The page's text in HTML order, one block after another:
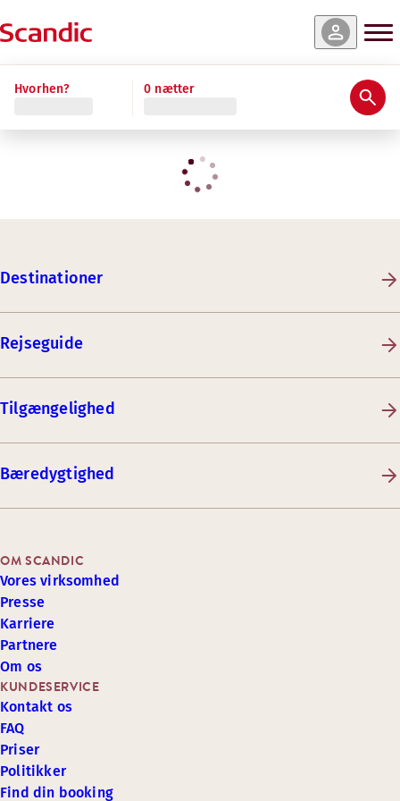
Hvorhen? 0 nætter
Destinationer
Rejseguide
Tilgængelighed
Bæredygtighed
KUNDESERVICE
Kontakt os
FAQ
Priser
Politikker
Find din booking
OM SCANDIC
Vores virksomhed
Presse
Karriere
Partnere
Om os